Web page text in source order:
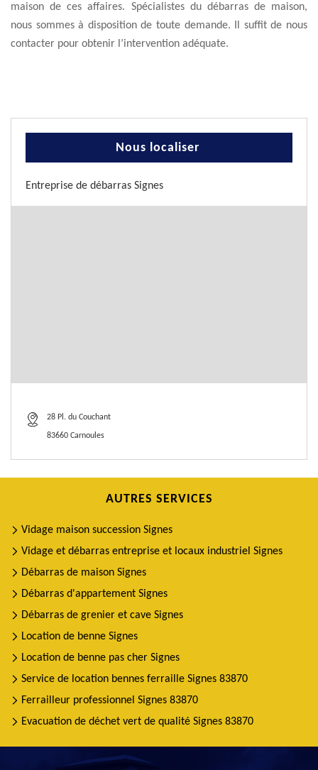
maison de ces affaires. Spécialistes du débarras de maison,
nous sommes à disposition de toute demande. Il suffit de nous
contacter pour obtenir l’intervention adéquate.
Nous localiser
Entreprise de débarras Signes
28 Pl. du Couchant
83660 Carnoules
AUTRES SERVICES
Vidage maison succession Signes
Vidage et débarras entreprise et locaux industriel Signes
Débarras de maison Signes
Débarras d'appartement Signes
Débarras de grenier et cave Signes
Location de benne Signes
Location de benne pas cher Signes
Service de location bennes ferraille Signes 83870
Ferrailleur professionnel Signes 83870
Evacuation de déchet vert de qualité Signes 83870